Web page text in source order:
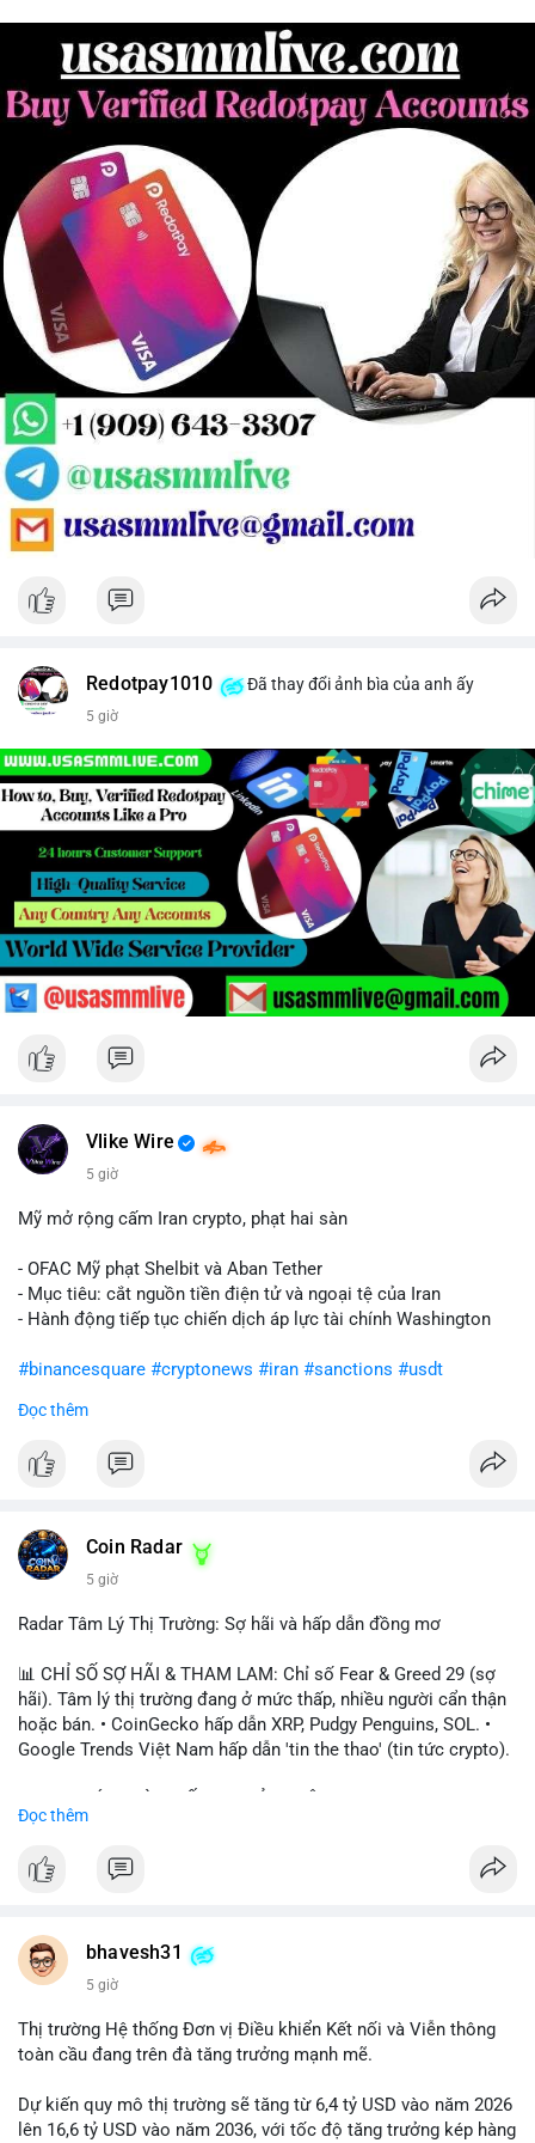
Redotpay1010 Đã thay đổi ảnh bìa của anh ấy
5 giờ
Vlike Wire
5 giờ
Mỹ mở rộng cấm Iran crypto, phạt hai sàn
- OFAC Mỹ phạt Shelbit và Aban Tether
- Mục tiêu: cắt nguồn tiền điện tử và ngoại tệ của Iran
- Hành động tiếp tục chiến dịch áp lực tài chính Washington
#binancesquare #cryptonews #iran #sanctions #usdt
$usdt
#vlikevn #titanbot
Đọc thêm
Coin Radar
5 giờ
Radar Tâm Lý Thị Trường: Sợ hãi và hấp dẫn đồng mơ
📊 CHỈ SỐ SỢ HÃI & THAM LAM: Chỉ số Fear & Greed 29 (sợ
hãi). Tâm lý thị trường đang ở mức thấp, nhiều người cẩn thận
hoặc bán. • CoinGecko hấp dẫn XRP, Pudgy Penguins, SOL. •
Google Trends Việt Nam hấp dẫn 'tin the thao' (tin tức crypto).
ONDO, CASHCAT. • Chủ đề 'tô thị ty na' (tỷ giá) và 'giao thông'
BTC breakout và lệnh long/short.
định crypto là 'vấn đề lớn' giúp giảm áp lực USD. • Binance hỗ
trợ cổ phiếu Apple/IBM. • Bài đăng hấp dẫn về $HFT, $SKYAI,
💡 NHẬN ĐỊNH & KHUYẾN NGHỊ: Tâm lý thị trường đang phân
coin (PENGU, CASHCAT) và tin cậy từ các dự án lớn (BTC,
SOL). Rủi ro tăng nếu không có thông tin rõ ràng về quy định.
Đọc thêm
bhavesh31
5 giờ
Thị trường Hệ thống Đơn vị Điều khiển Kết nối và Viễn thông
toàn cầu đang trên đà tăng trưởng mạnh mẽ.
Dự kiến quy mô thị trường sẽ tăng từ 6,4 tỷ USD vào năm 2026
lên 16,6 tỷ USD vào năm 2036, với tốc độ tăng trưởng kép hàng